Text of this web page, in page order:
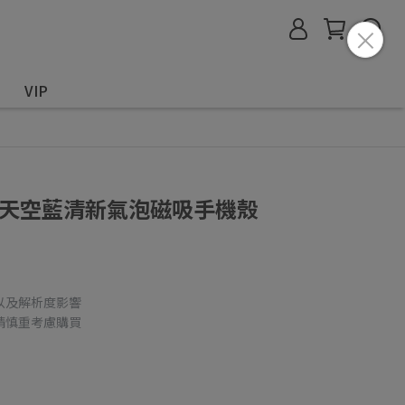
VIP
空藍清新氣泡磁吸手機殼
及解析度影響
慎重考慮購買